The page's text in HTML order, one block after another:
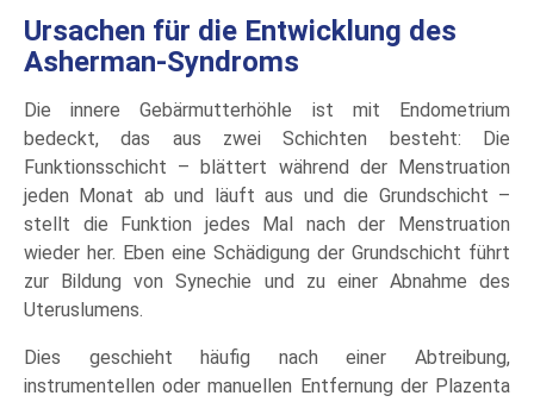
Ursachen für die Entwicklung des
Asherman-Syndroms
Die innere Gebärmutterhöhle ist mit Endometrium
bedeckt, das aus zwei Schichten besteht: Die
Funktionsschicht – blättert während der Menstruation
jeden Monat ab und läuft aus und die Grundschicht –
stellt die Funktion jedes Mal nach der Menstruation
wieder her. Eben eine Schädigung der Grundschicht führt
zur Bildung von Synechie und zu einer Abnahme des
Uteruslumens.
Dies geschieht häufig nach einer Abtreibung,
instrumentellen oder manuellen Entfernung der Plazenta